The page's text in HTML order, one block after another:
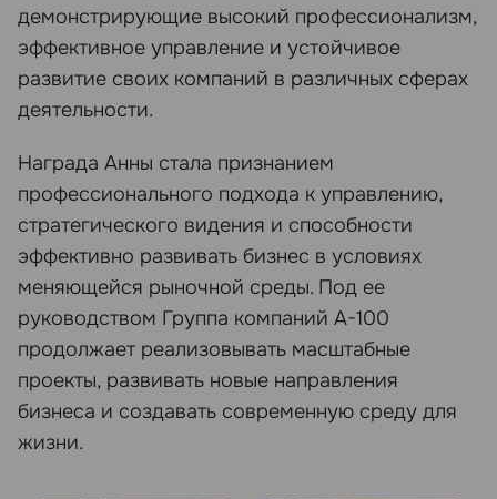
демонстрирующие высокий профессионализм,
эффективное управление и устойчивое
развитие своих компаний в различных сферах
деятельности.
Награда Анны стала признанием
профессионального подхода к управлению,
стратегического видения и способности
эффективно развивать бизнес в условиях
меняющейся рыночной среды. Под ее
руководством Группа компаний А-100
продолжает реализовывать масштабные
проекты, развивать новые направления
бизнеса и создавать современную среду для
жизни.